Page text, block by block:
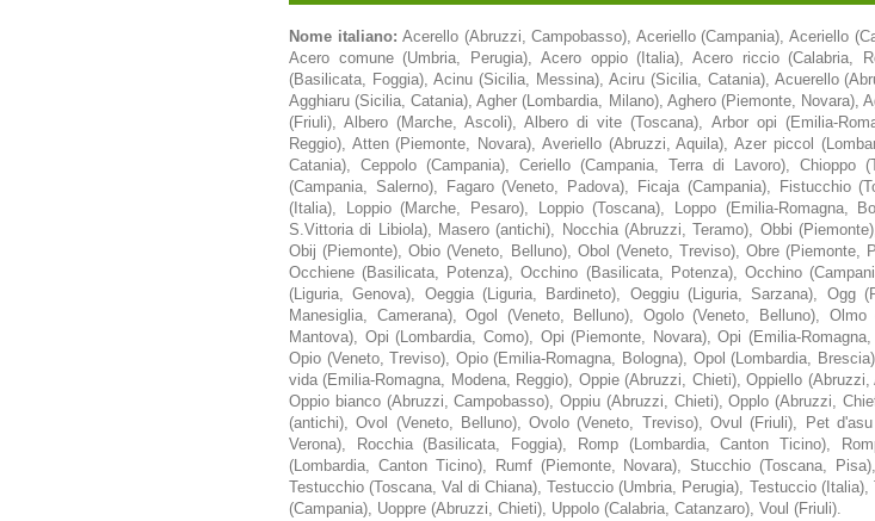
Nome italiano:Acerello (Abruzzi, Campobasso), Aceriello (Campania), Aceriello
Acero comune (Umbria, Perugia), Acero oppio (Italia), Acero riccio (Calabria,
(Basilicata, Foggia), Acinu (Sicilia, Messina), Aciru (Sicilia, Catania), Acuerello
Agghiaru (Sicilia, Catania), Agher (Lombardia, Milano), Aghero (Piemonte, Novara),
(Friuli), Albero (Marche, Ascoli), Albero di vite (Toscana), Arbor opi (Emilia-
Reggio), Atten (Piemonte, Novara), Averiello (Abruzzi, Aquila), Azer piccol
Catania), Ceppolo (Campania), Ceriello (Campania, Terra di Lavoro), Chioppo
(Campania, Salerno), Fagaro (Veneto, Padova), Ficaja (Campania), Fistucchio
(Italia), Loppio (Marche, Pesaro), Loppio (Toscana), Loppo (Emilia-Romagna,
S.Vittoria di Libiola), Masero (antichi), Nocchia (Abruzzi, Teramo), Obbi
Obij (Piemonte), Obio (Veneto, Belluno), Obol (Veneto, Treviso), Obre
Occhiene (Basilicata, Potenza), Occhino (Basilicata, Potenza), Occhino
(Liguria, Genova), Oeggia (Liguria, Bardineto), Oeggiu (Liguria, Sarzana), Ogg
Manesiglia, Camerana), Ogol (Veneto, Belluno), Ogolo (Veneto, Belluno),
Mantova), Opi (Lombardia, Como), Opi (Piemonte, Novara), Opi (Emilia-
Opio (Veneto, Treviso), Opio (Emilia-Romagna, Bologna), Opol (Lombardia,
vida (Emilia-Romagna, Modena, Reggio), Oppie (Abruzzi, Chieti), Oppiello
Oppio bianco (Abruzzi, Campobasso), Oppiu (Abruzzi, Chieti), Opplo (Abruzzi,
(antichi), Ovol (Veneto, Belluno), Ovolo (Veneto, Treviso), Ovul (Friuli), Pet
Verona), Rocchia (Basilicata, Foggia), Romp (Lombardia, Canton Ticino),
(Lombardia, Canton Ticino), Rumf (Piemonte, Novara), Stucchio (Toscana,
Testucchio (Toscana, Val di Chiana), Testuccio (Umbria, Perugia), Testuccio
(Campania), Uoppre (Abruzzi, Chieti), Uppolo (Calabria, Catanzaro), Voul (Friuli).